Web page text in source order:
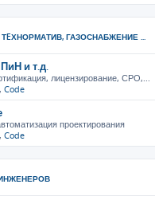
ГАЗОСНАБЖЕНИЕ ...
и т.д.
лицензирование, СРО,...
, Code
проектирования
, Code